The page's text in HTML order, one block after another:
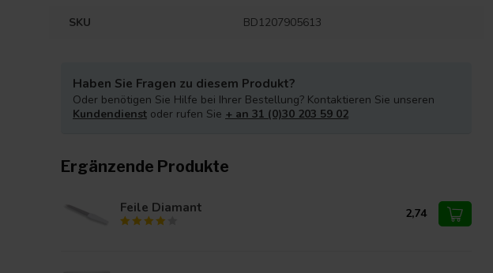
SKU BD1207905613
Haben Sie Fragen zu diesem Produkt?
Oder benötigen Sie Hilfe bei Ihrer Bestellung? Kontaktieren Sie unseren
Kundendienst oder rufen Sie + an 31 (0)30 203 59 02
Ergänzende Produkte
Feile Diamant 2,74